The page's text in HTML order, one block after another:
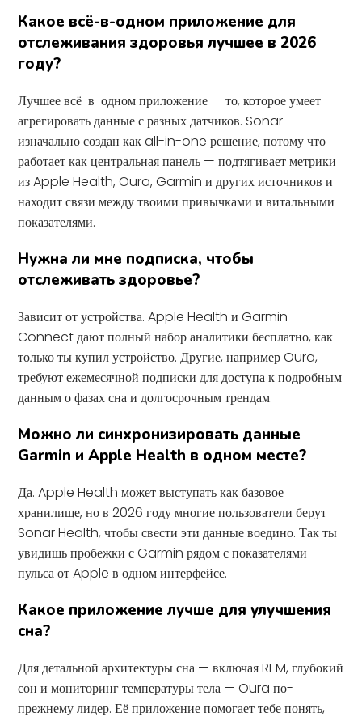
Какое всё-в-одном приложение для
отслеживания здоровья лучшее в 2026
году?
Лучшее всё-в-одном приложение — то, которое умеет
агрегировать данные с разных датчиков. Sonar
изначально создан как all-in-one решение, потому что
работает как центральная панель — подтягивает метрики
из Apple Health, Oura, Garmin и других источников и
находит связи между твоими привычками и витальными
показателями.
Нужна ли мне подписка, чтобы
отслеживать здоровье?
Зависит от устройства. Apple Health и Garmin
Connect дают полный набор аналитики бесплатно, как
только ты купил устройство. Другие, например Oura,
требуют ежемесячной подписки для доступа к подробным
данным о фазах сна и долгосрочным трендам.
Можно ли синхронизировать данные
Garmin и Apple Health в одном месте?
Да. Apple Health может выступать как базовое
хранилище, но в 2026 году многие пользователи берут
Sonar Health, чтобы свести эти данные воедино. Так ты
увидишь пробежки с Garmin рядом с показателями
пульса от Apple в одном интерфейсе.
Какое приложение лучше для улучшения
сна?
Для детальной архитектуры сна — включая REM, глубокий
сон и мониторинг температуры тела — Oura по-
прежнему лидер. Её приложение помогает тебе понять,